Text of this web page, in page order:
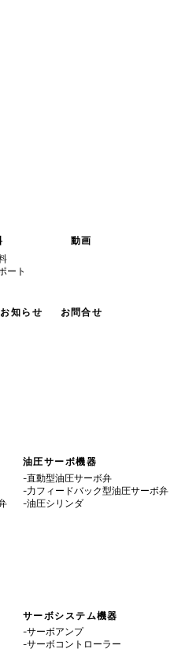
ート
動画
お知らせ お問合せ
油圧サーボ機器
-直動型油圧サーボ弁
-力フィードバック型油圧サーボ弁
-油圧シリンダ
サーボシステム機器
-サーボアンプ
-サーボコントローラー